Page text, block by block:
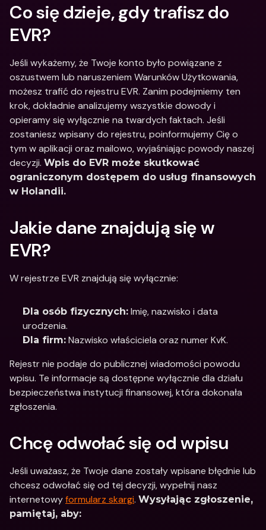
Co się dzieje, gdy trafisz do
EVR?
Jeśli wykażemy, że Twoje konto było powiązane z
oszustwem lub naruszeniem Warunków Użytkowania,
możesz trafić do rejestru EVR. Zanim podejmiemy ten
krok, dokładnie analizujemy wszystkie dowody i
opieramy się wyłącznie na twardych faktach. Jeśli
zostaniesz wpisany do rejestru, poinformujemy Cię o
tym w aplikacji oraz mailowo, wyjaśniając powody naszej
decyzji. Wpis do EVR może skutkować
ograniczonym dostępem do usług finansowych
w Holandii.
Jakie dane znajdują się w
EVR?
W rejestrze EVR znajdują się wyłącznie:
Dla osób fizycznych: Imię, nazwisko i data
urodzenia.
Dla firm: Nazwisko właściciela oraz numer KvK.
Rejestr nie podaje do publicznej wiadomości powodu
wpisu. Te informacje są dostępne wyłącznie dla działu
bezpieczeństwa instytucji finansowej, która dokonała
zgłoszenia.
Chcę odwołać się od wpisu
Jeśli uważasz, że Twoje dane zostały wpisane błędnie lub
chcesz odwołać się od tej decyzji, wypełnij nasz
internetowy formularz skargi. Wysyłając zgłoszenie,
pamiętaj, aby: